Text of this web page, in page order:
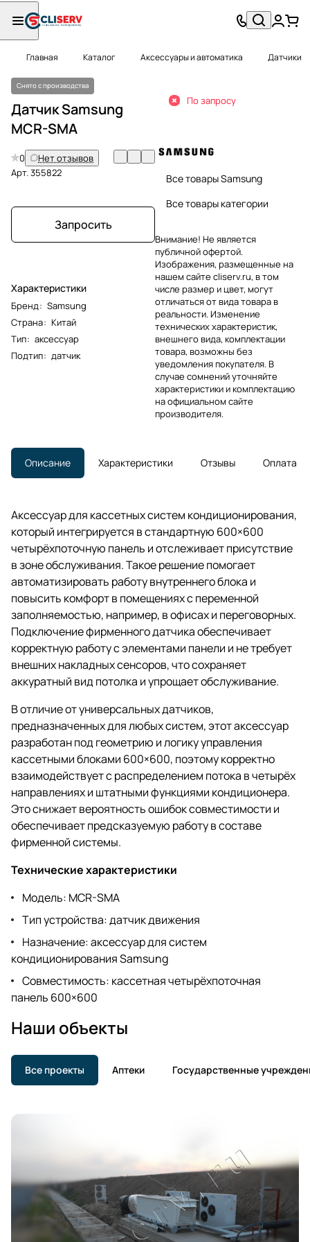
Главная Каталог Аксессуары и автоматика Датчики
Снято с производства
Датчик Samsung
MCR-SMA
0
Нет отзывов
Арт.355822
Запросить
Характеристики
Бренд: Samsung
Страна: Китай
Тип: аксессуар
Подтип: датчик
По запросу
Все товары Samsung
Все товары категории
Внимание! Не является
публичной офертой.
Изображения, размещенные на
нашем сайте cliserv.ru, в том
числе размер и цвет, могут
отличаться от вида товара в
реальности. Изменение
технических характеристик,
внешнего вида, комплектации
товара, возможны без
уведомления покупателя. В
случае сомнений уточняйте
характеристики и комплектацию
на официальном сайте
производителя.
Описание Характеристики Отзывы Оплата
Аксессуар для кассетных систем кондиционирования,
который интегрируется в стандартную 600×600
четырёхпоточную панель и отслеживает присутствие
в зоне обслуживания. Такое решение помогает
автоматизировать работу внутреннего блока и
повысить комфорт в помещениях с переменной
заполняемостью, например, в офисах и переговорных.
Подключение фирменного датчика обеспечивает
корректную работу с элементами панели и не требует
внешних накладных сенсоров, что сохраняет
аккуратный вид потолка и упрощает обслуживание.
В отличие от универсальных датчиков,
предназначенных для любых систем, этот аксессуар
разработан под геометрию и логику управления
кассетными блоками 600×600, поэтому корректно
взаимодействует с распределением потока в четырёх
направлениях и штатными функциями кондиционера.
Это снижает вероятность ошибок совместимости и
обеспечивает предсказуемую работу в составе
фирменной системы.
Технические характеристики
Модель: MCR-SMA
Тип устройства: датчик движения
Назначение: аксессуар для систем
кондиционирования Samsung
Совместимость: кассетная четырёхпоточная
панель 600×600
Наши объекты
Все проекты Аптеки Государственные